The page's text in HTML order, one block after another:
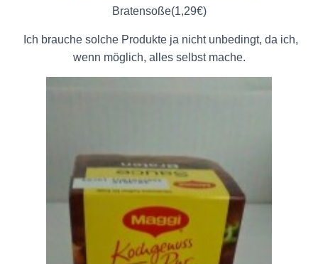
Bratensoße(1,29€)
Ich brauche solche Produkte ja nicht unbedingt, da ich,
wenn möglich, alles selbst mache.